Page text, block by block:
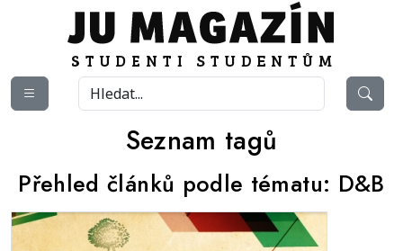
Seznam tagů
Přehled článků podle tématu: D&B